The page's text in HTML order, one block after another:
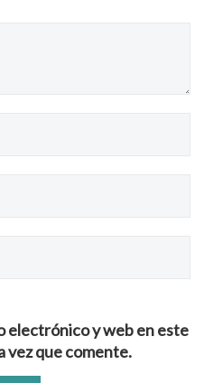
electrónico y web en este
vez que comente.